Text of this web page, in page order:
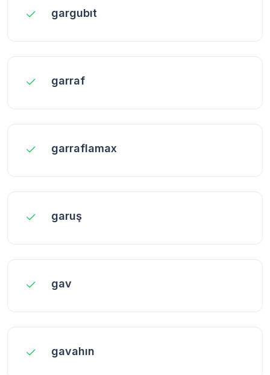
gargubıt
garraf
garraflamax
garuş
gav
gavahın